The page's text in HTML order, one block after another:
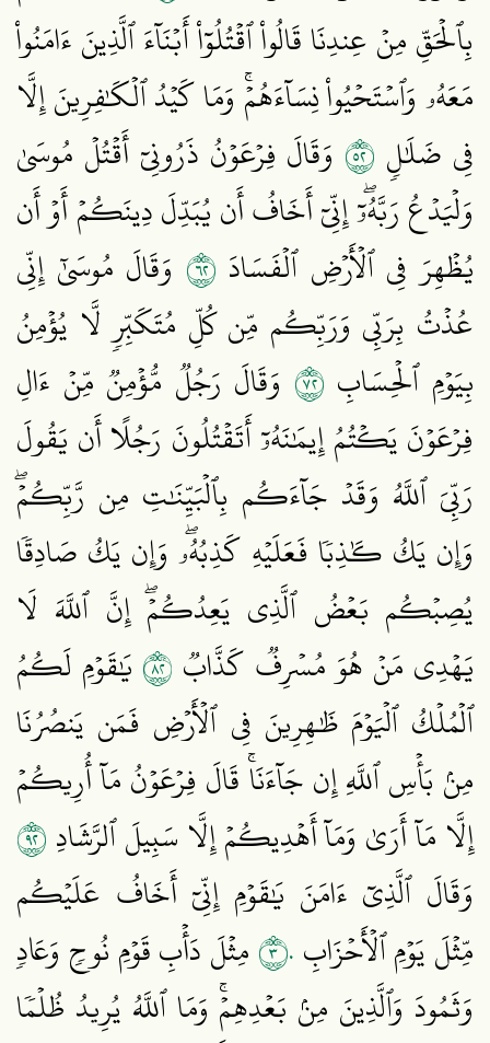
بِٱلۡحَقِّ مِنۡ عِندِنَا قَالُواْ ٱقۡتُلُوٓاْ أَبۡنَآءَ ٱلَّذِينَ ءَامَنُواْ
مَعَهُۥ وَٱسۡتَحۡيُواْ نِسَآءَهُمۡۚ وَمَا كَيۡدُ ٱلۡكَٰفِرِينَ إِلَّا
فِي ضَلَٰلٖ ٢٥ وَقَالَ فِرۡعَوۡنُ ذَرُونِيٓ أَقۡتُلۡ مُوسَىٰ
وَلۡيَدۡعُ رَبَّهُۥٓۖ إِنِّيٓ أَخَافُ أَن يُبَدِّلَ دِينَكُمۡ أَوۡ أَن
يُظۡهِرَ فِي ٱلۡأَرۡضِ ٱلۡفَسَادَ ٢٦ وَقَالَ مُوسَىٰٓ إِنِّي
عُذۡتُ بِرَبِّي وَرَبِّكُم مِّن كُلِّ مُتَكَبِّرٖ لَّا يُؤۡمِنُ
بِيَوۡمِ ٱلۡحِسَابِ ٢٧ وَقَالَ رَجُلٞ مُّؤۡمِنٞ مِّنۡ ءَالِ
فِرۡعَوۡنَ يَكۡتُمُ إِيمَٰنَهُۥٓ أَتَقۡتُلُونَ رَجُلًا أَن يَقُولَ
رَبِّيَ ٱللَّهُ وَقَدۡ جَآءَكُم بِٱلۡبَيِّنَٰتِ مِن رَّبِّكُمۡۖ
وَإِن يَكُ كَٰذِبٗا فَعَلَيۡهِ كَذِبُهُۥۖ وَإِن يَكُ صَادِقٗا
يُصِبۡكُم بَعۡضُ ٱلَّذِي يَعِدُكُمۡۖ إِنَّ ٱللَّهَ لَا
يَهۡدِي مَنۡ هُوَ مُسۡرِفٞ كَذَّابٞ ٢٨ يَٰقَوۡمِ لَكُمُ
ٱلۡمُلۡكُ ٱلۡيَوۡمَ ظَٰهِرِينَ فِي ٱلۡأَرۡضِ فَمَن يَنصُرُنَا
مِنۢ بَأۡسِ ٱللَّهِ إِن جَآءَنَاۚ قَالَ فِرۡعَوۡنُ مَآ أُرِيكُمۡ
إِلَّا مَآ أَرَىٰ وَمَآ أَهۡدِيكُمۡ إِلَّا سَبِيلَ ٱلرَّشَادِ٢٩
وَقَالَ ٱلَّذِيٓ ءَامَنَ يَٰقَوۡمِ إِنِّيٓ أَخَافُ عَلَيۡكُم
مِّثۡلَ يَوۡمِ ٱلۡأَحۡزَابِ٣٠مِثۡلَ دَأۡبِ قَوۡمِ نُوحٖ وَعَادٖ
وَثَمُودَ وَٱلَّذِينَ مِنۢ بَعۡدِهِمۡۚ وَمَا ٱللَّهُ يُرِيدُ ظُلۡمٗا